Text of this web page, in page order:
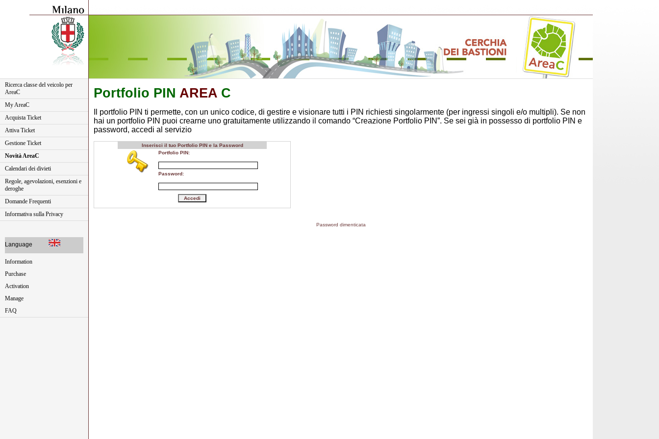
Ricerca classe del veicolo per
AreaC
My AreaC
Acquista Ticket
Attiva Ticket
Gestione Ticket
Novità AreaC
Calendari dei divieti
Regole, agevolazioni, esenzioni e
deroghe
Domande Frequenti
Informativa sulla Privacy
Language
Information
Purchase
Activation
Manage
FAQ
Portfolio PIN AREA C
Il portfolio PIN ti permette, con un unico codice, di gestire e visionare tutti i PIN richiesti singolarmente (per ingressi singoli e/o multipli). Se non
hai un portfolio PIN puoi crearne uno gratuitamente utilizzando il comando “Creazione Portfolio PIN”. Se sei già in possesso di portfolio PIN e
password, accedi al servizio
Inserisci il tuo Portfolio PIN e la Password
Portfolio PIN:
Password:
Password dimenticata